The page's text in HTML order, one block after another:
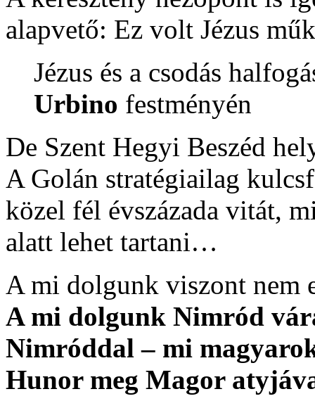
alapvető: Ez volt Jézus
Jézus és a csodás
Urbino festményén
De Szent Hegyi Beszéd
A Golán stratégiailag
közel fél évszázada vitát,
alatt lehet tartani…
A mi dolgunk viszont nem
A mi dolgunk Nimród
Nimróddal – mi
Hunor meg Magor